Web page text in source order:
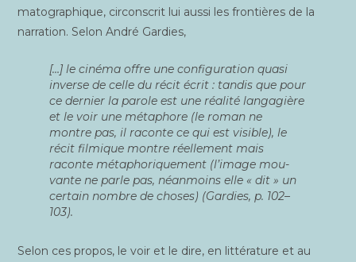
ma­to­gra­phique, cir­cons­crit lui aus­si les fron­tières de la
nar­ra­tion. Selon André Gardies,
[…] le ciné­ma offre une confi­gu­ra­tion qua­si
inverse de celle du récit écrit : tan­dis que pour
ce der­nier la parole est une réa­li­té lan­ga­gière
et le voir une méta­phore (le roman ne
montre pas, il raconte ce qui est visible), le
récit fil­mique montre réel­le­ment mais
raconte méta­pho­ri­que­ment (l’image mou­
vante ne parle pas, néan­moins elle « dit » un
cer­tain nombre de choses) (Gar­dies, p. 102–
103).
Selon ces pro­pos, le voir et le dire, en lit­té­ra­ture et au